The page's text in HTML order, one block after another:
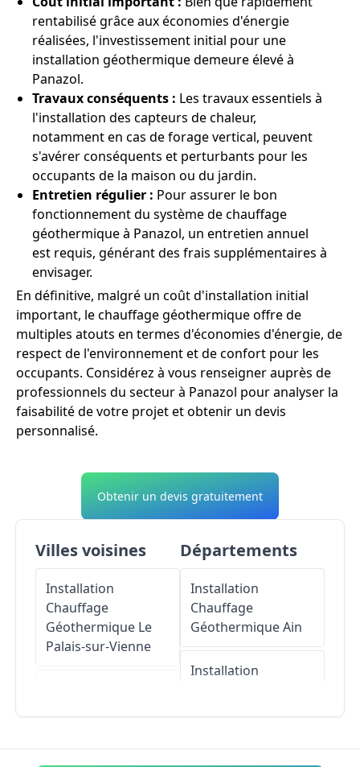
rentabilisé grâce aux économies d'énergie
réalisées, l'investissement initial pour une
installation géothermique demeure élevé à
Panazol.
Travaux conséquents : Les travaux essentiels à
l'installation des capteurs de chaleur,
notamment en cas de forage vertical, peuvent
s'avérer conséquents et perturbants pour les
occupants de la maison ou du jardin.
Entretien régulier : Pour assurer le bon
fonctionnement du système de chauffage
géothermique à Panazol, un entretien annuel
est requis, générant des frais supplémentaires à
envisager.
En définitive, malgré un coût d'installation initial
important, le chauffage géothermique offre de
multiples atouts en termes d'économies d'énergie, de
respect de l'environnement et de confort pour les
occupants. Considérez à vous renseigner auprès de
professionnels du secteur à Panazol pour analyser la
faisabilité de votre projet et obtenir un devis
personnalisé.
Obtenir un devis gratuitement
Villes voisines
Installation
Chauffage
Géothermique Le
Palais-sur-Vienne
Limoges
Départements
Installation
Chauffage
GéothermiqueAin
Installation